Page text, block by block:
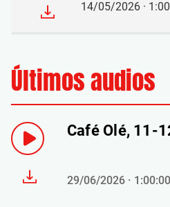
14/05/2026 ·
Últimos audios
Café Olé, 11-
29/06/2026 · 1:00:00